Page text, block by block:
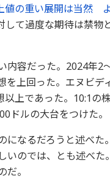
値の重い展開は当然
して過度な期待は禁物
内容だった。2024年2
上回った。エヌビデ
上であった。10:1の
ドルの大台をつけた。
になるだろうと述べた
いのでは、とも述べ
。